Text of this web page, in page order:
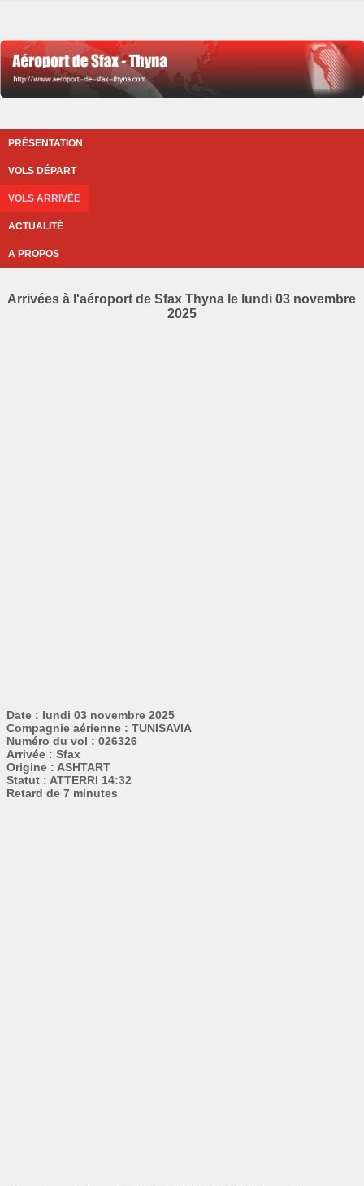
PRÉSENTATION
VOLS DÉPART
VOLS ARRIVÉE
ACTUALITÉ
A PROPOS
Arrivées à l'aéroport de Sfax Thyna le lundi 03 novembre
2025
Date : lundi 03 novembre 2025
Compagnie aérienne : TUNISAVIA
Numéro du vol : 026326
Arrivée : Sfax
Origine : ASHTART
Statut : ATTERRI 14:32
Retard de 7 minutes